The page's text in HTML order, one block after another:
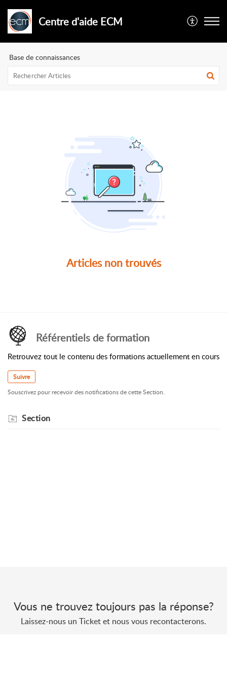
Centre d'aide ECM
Base de connaissances
Articles non trouvés
Référentiels de formation
Retrouvez tout le contenu des formations actuellement en cours
Suivre
Souscrivez pour recevoir des notifications de cette Section.
Section
Vous ne trouvez toujours pas la réponse?
Laissez-nous un Ticket et nous vous recontacterons.